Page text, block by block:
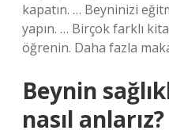
kapatın. … Beyninizi
yapın. … Birçok farklı
öğrenin. Daha fazla
Beynin
nasıl anlarız?